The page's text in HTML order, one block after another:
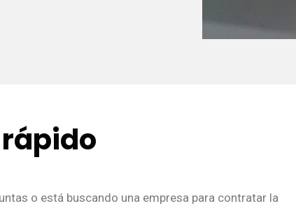
o está buscando una empresa para contratar la